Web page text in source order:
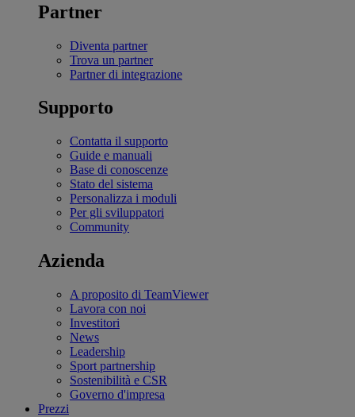
Partner
Diventa partner
Trova un partner
Partner di integrazione
Supporto
Contatta il supporto
Guide e manuali
Base di conoscenze
Stato del sistema
Personalizza i moduli
Per gli sviluppatori
Community
Azienda
A proposito di TeamViewer
Lavora con noi
Investitori
News
Leadership
Sport partnership
Sostenibilità e CSR
Governo d'impresa
Prezzi